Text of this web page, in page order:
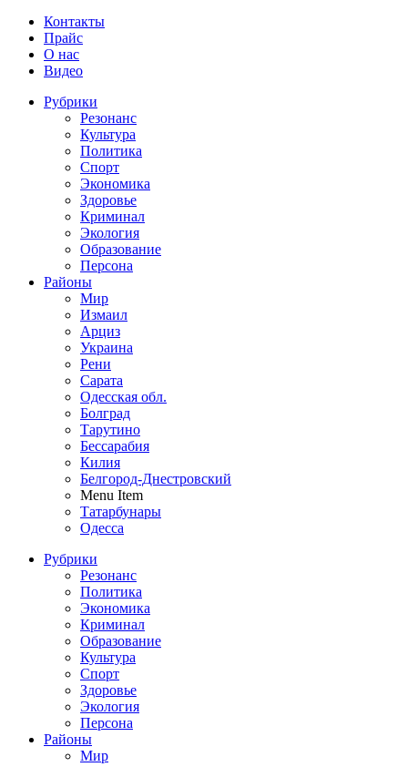
Контакты
Прайс
О нас
Видео
Рубрики
Резонанс
Культура
Политика
Спорт
Экономика
Здоровье
Криминал
Экология
Образование
Персона
Районы
Мир
Измаил
Арциз
Украина
Рени
Сарата
Одесская обл.
Болград
Тарутино
Бессарабия
Килия
Белгород-Днестровский
Menu Item
Татарбунары
Одесса
Рубрики
Резонанс
Политика
Экономика
Криминал
Образование
Культура
Спорт
Здоровье
Экология
Персона
Районы
Мир